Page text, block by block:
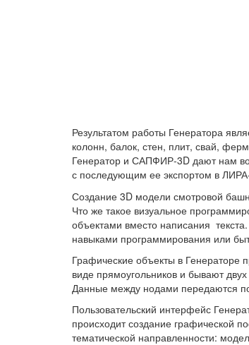
Результатом работы Генератора
колонн, балок, стен, плит, свай,
Генератор и САПФИР-3D дают нам
с последующим ее экспортом в
Создание 3D модели смотровой
Что же такое визуальное
объектами вместо написания
навыками программирования или
Графические объекты в Генераторе
виде прямоугольников и бывают
Данные между нодами передаются
Пользовательский интерфейс
происходит создание графической
тематической направленности: